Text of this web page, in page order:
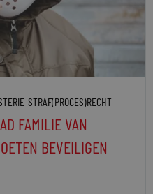
STRAF(PROCES)RECHT
FAMILIE VAN
BEVEILIGEN